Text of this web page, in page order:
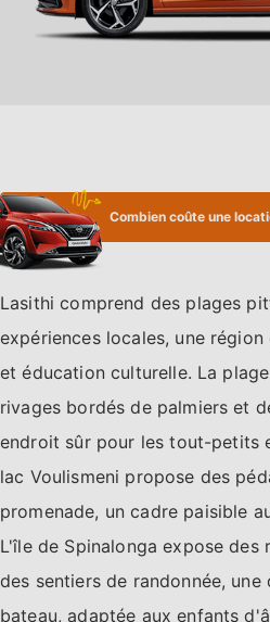
Combien coûte une
Lasithi comprend des plages
expériences locales, une
et éducation culturelle. La
rivages bordés de palmiers et
endroit sûr pour les tout-petits
lac Voulismeni propose des
promenade, un cadre paisible
L'île de Spinalonga expose des
des sentiers de randonnée,
bateau, adaptée aux enfants